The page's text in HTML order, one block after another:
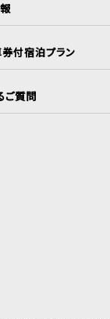
付宿泊プラン
ご質問